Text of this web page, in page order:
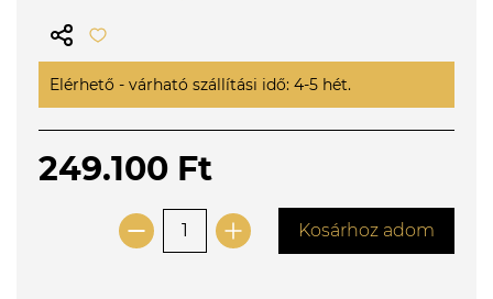
Elérhető - várható szállítási idő: 4-5 hét.
249.100 Ft
Kosárhoz adom